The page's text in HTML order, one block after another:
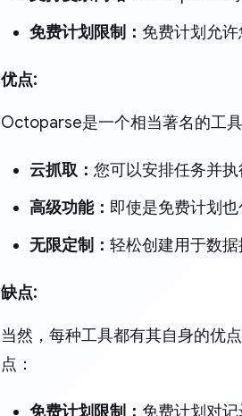
免费计划限制： 免费计划允
优点:
Octoparse是一个相当著名的工
云抓取： 您可以安排任务并执
高级功能： 即使是免费计划
无限定制： 轻松创建用于数据
缺点:
当然，每种工具都有其自身的优
点：
免费计划限制： 免费计划对